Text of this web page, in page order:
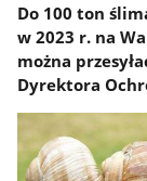
Do 100 ton
w 2023 r. na
można
Dyrektora